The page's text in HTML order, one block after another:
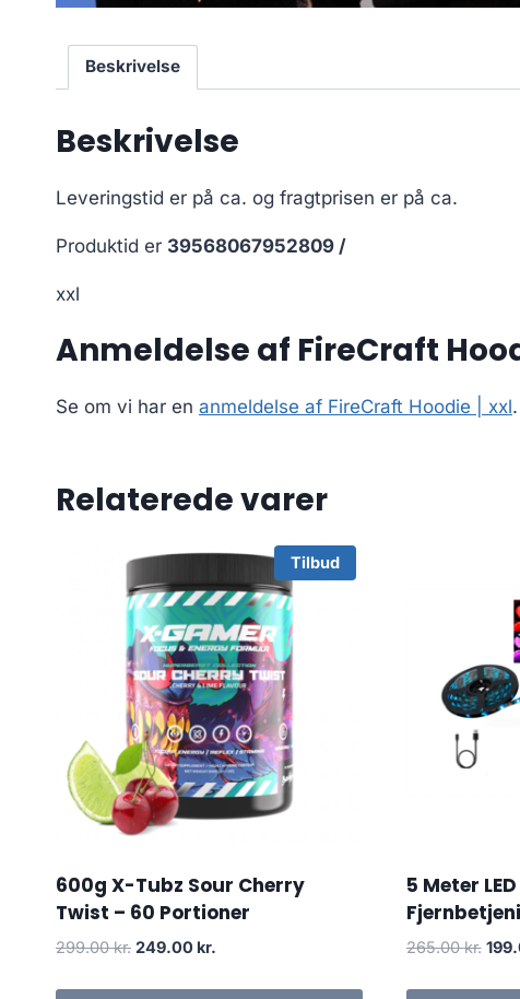
Beskrivelse
Beskrivelse
Leveringstid er på ca. og fragtprisen er på ca.
Produktid er 39568067952809 /
xxl
Anmeldelse af FireCraft
Se om vi har en anmeldelse af FireCraft Hoodie | xxl.
Relaterede varer
Tilbud
600g X-Tubz Sour Cherry
Twist – 60 Portioner
299.00kr. Original
249.00 kr.
5 Meter
265.00kr.